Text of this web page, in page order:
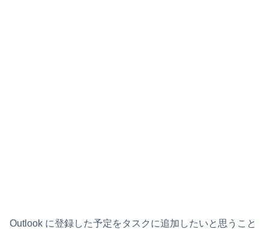
Outlook に登録した予定をタスクに追加したいと思うこと